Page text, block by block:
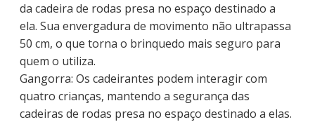
da cadeira de rodas presa no espaço destinado a
ela. Sua envergadura de movimento não ultrapassa
50 cm, o que torna o brinquedo mais seguro para
quem o utiliza.
Gangorra: Os cadeirantes podem interagir com
quatro crianças, mantendo a segurança das
cadeiras de rodas presa no espaço destinado a elas.